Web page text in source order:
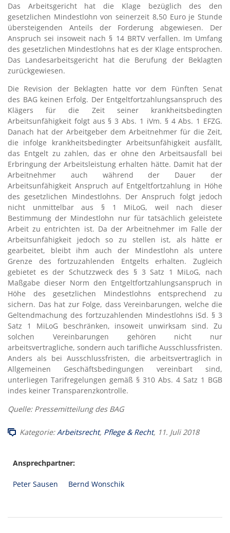
Das Arbeitsgericht hat die Klage bezüglich des den
gesetzlichen Mindestlohn von seinerzeit 8,50 Euro je Stunde
übersteigenden Anteils der Forderung abgewiesen. Der
Anspruch sei insoweit nach § 14 BRTV verfallen. Im Umfang
des gesetzlichen Mindestlohns hat es der Klage entsprochen.
Das Landesarbeitsgericht hat die Berufung der Beklagten
zurückgewiesen.
Die Revision der Beklagten hatte vor dem Fünften Senat
des BAG keinen Erfolg. Der Entgeltfortzahlungsanspruch des
Klägers für die Zeit seiner krankheitsbedingten
Arbeitsunfähigkeit folgt aus § 3 Abs. 1 iVm. § 4 Abs. 1 EFZG.
Danach hat der Arbeitgeber dem Arbeitnehmer für die Zeit,
die infolge krankheitsbedingter Arbeitsunfähigkeit ausfällt,
das Entgelt zu zahlen, das er ohne den Arbeitsausfall bei
Erbringung der Arbeitsleistung erhalten hätte. Damit hat der
Arbeitnehmer auch während der Dauer der
Arbeitsunfähigkeit Anspruch auf Entgeltfortzahlung in Höhe
des gesetzlichen Mindestlohns. Der Anspruch folgt jedoch
nicht unmittelbar aus § 1 MiLoG, weil nach dieser
Bestimmung der Mindestlohn nur für tatsächlich geleistete
Arbeit zu entrichten ist. Da der Arbeitnehmer im Falle der
Arbeitsunfähigkeit jedoch so zu stellen ist, als hätte er
gearbeitet, bleibt ihm auch der Mindestlohn als untere
Grenze des fortzuzahlenden Entgelts erhalten. Zugleich
gebietet es der Schutzzweck des § 3 Satz 1 MiLoG, nach
Maßgabe dieser Norm den Entgeltfortzahlungsanspruch in
Höhe des gesetzlichen Mindestlohns entsprechend zu
sichern. Das hat zur Folge, dass Vereinbarungen, welche die
Geltendmachung des fortzuzahlenden Mindestlohns iSd. § 3
Satz 1 MiLoG beschränken, insoweit unwirksam sind. Zu
solchen Vereinbarungen gehören nicht nur
arbeitsvertragliche, sondern auch tarifliche Ausschlussfristen.
Anders als bei Ausschlussfristen, die arbeitsvertraglich in
Allgemeinen Geschäftsbedingungen vereinbart sind,
unterliegen Tarifregelungen gemäß § 310 Abs. 4 Satz 1 BGB
indes keiner Transparenzkontrolle.
Quelle: Pressemitteilung des BAG
Kategorie:Arbeitsrecht, Pflege & Recht, 11. Juli 2018
Ansprechpartner:
Peter Sausen Bernd Wonschik